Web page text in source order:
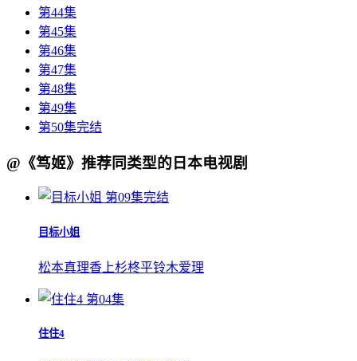
第44集
第45集
第46集
第47集
第48集
第49集
第50集完结
@《笃姬》推荐同类型的日本电视剧
第09集完结
目标小姐
松本真理香 上杉柊平铃木爱理
第04集
住住4